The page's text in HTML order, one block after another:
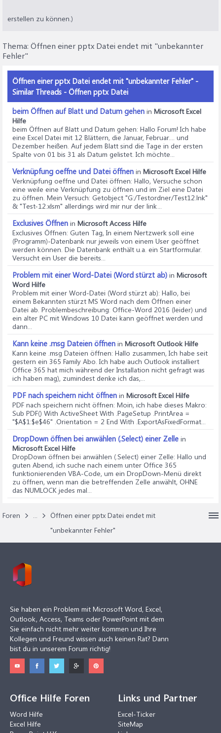
erstellen zu können.)
Thema: Öffnen einer pptx Datei endet mit "unbekannter
Fehler"
Öffnen einer pptx Datei endet mit "unbekannter Fehler" -
Similar Threads - Öffnen pptx Datei
beim Öffnen auf Blatt und Datum gehen in Microsoft Excel
Hilfe
beim Öffnen auf Blatt und Datum gehen: Hallo Forum! Ich habe
eine Excel Datei mit 12 Blättern, die Januar, Februar.... und
Dezember heißen. Auf jedem Blatt sind die Tage in der ersten
Spalte von 01 bis 31 als Datum gelistet. Ich möchte...
Verknüpfung oeffne und Datei öffnen in Microsoft Excel Hilfe
Verknüpfung oeffne und Datei öffnen: Hallo, Versuche schon
eine weile eine Verknüpfung zu öffnen und im Ziel eine Datei
zu öffnen. Mein Versuch: Getobject "G:/Testordner/Test12.lnk"
& "Test-12.xlsm" allerdings wird mir nur der link...
Exclusives Öffnen in Microsoft Access Hilfe
Exclusives Öffnen: Guten Tag, In einem Nertzwerk soll eine
(Programm)-Datenbank nur jeweils von einem User geöffnet
werden können. Die Datenbank enthält u.a. ein Startformular.
Versucht ein User die bereits...
Problem mit einer Word-Datei (Word stürzt ab) in Microsoft
Word Hilfe
Problem mit einer Word-Datei (Word stürzt ab): Hallo, bei
einem Bekannten stürzt MS Word nach dem Öffnen einer
Datei ab. Problembeschreibung: Office-Word 2016 (leider) und
ein alter PC mit Windows 10 Datei kann geöffnet werden und
dann...
Kann keine .msg Dateien öffnen in Microsoft Outlook Hilfe
Kann keine .msg Dateien öffnen: Hallo zusammen, Ich habe seit
gestern ein 365 Family Abo. Ich habe auch Outlook installiert
Office 365 hat mich während der Installation nicht gefragt was
ich haben mag), zumindest denke ich das,...
PDF nach speichern nicht öffnen in Microsoft Excel Hilfe
PDF nach speichern nicht öffnen: Moin, ich habe dieses Makro:
Sub PDF() With ActiveSheet With .PageSetup .PrintArea =
"$A$1:$e$46" .Orientation = 2 End With .ExportAsFixedFormat...
DropDown öffnen bei anwählen (.Select) einer Zelle in
Microsoft Excel Hilfe
DropDown öffnen bei anwählen (.Select) einer Zelle: Hallo und
guten Abend, ich suche nach einem unter Office 365
funktionierenden VBA-Code, um ein DropDown-Menü direkt
zu öffnen, wenn man die betreffenden Zelle anwählt, OHNE
das NUMLOCK jedes mal...
Foren ...
Öffnen einer pptx Datei endet mit
"unbekannter Fehler"
Sie haben ein Problem mit Microsoft Word, Excel,
Outlook, Access, Teams oder PowerPoint mit dem
Sie einfach nicht mehr weiter kommen und Ihre
Kollegen und Freund wissen auch keinen Rat? Dann
bist du in unserem Forum richtig!
Office Hilfe Foren
Word Hilfe
Excel Hilfe
Links und Partner
Excel-Ticker
SiteMap